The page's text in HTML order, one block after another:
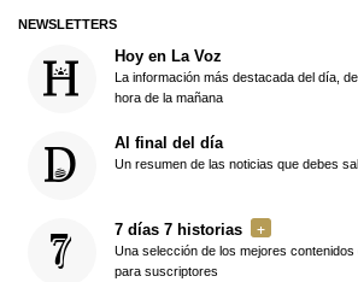
NEWSLETTERS
Hoy en La Voz
La información más destacada del día,
hora de la mañana
Al final del día
Un resumen de las noticias que debes
7 días 7 historias
Una selección de los mejores
para suscriptores